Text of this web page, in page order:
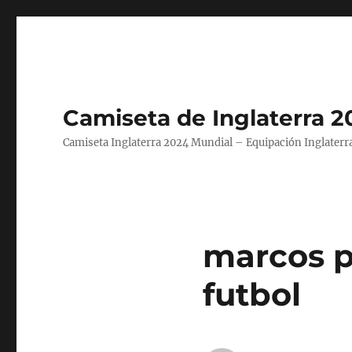
Camiseta de Inglaterra
Camiseta Inglaterra 2024 Mundial – Equipación
marcos
futbol